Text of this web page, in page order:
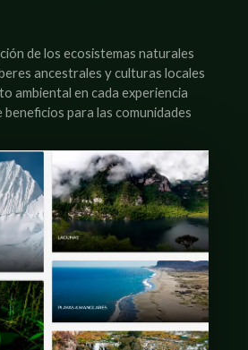
de los ecosistemas naturales
ancestrales y culturas locales
ambiental en cada experiencia
para las comunidades